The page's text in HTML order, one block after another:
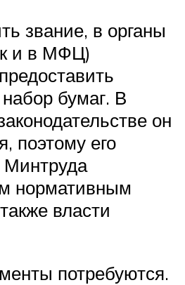
звание, в органы
и в МФЦ)
бумаг. В
он
поэтому его
Минтруда
нормативным
власти
потребуются.